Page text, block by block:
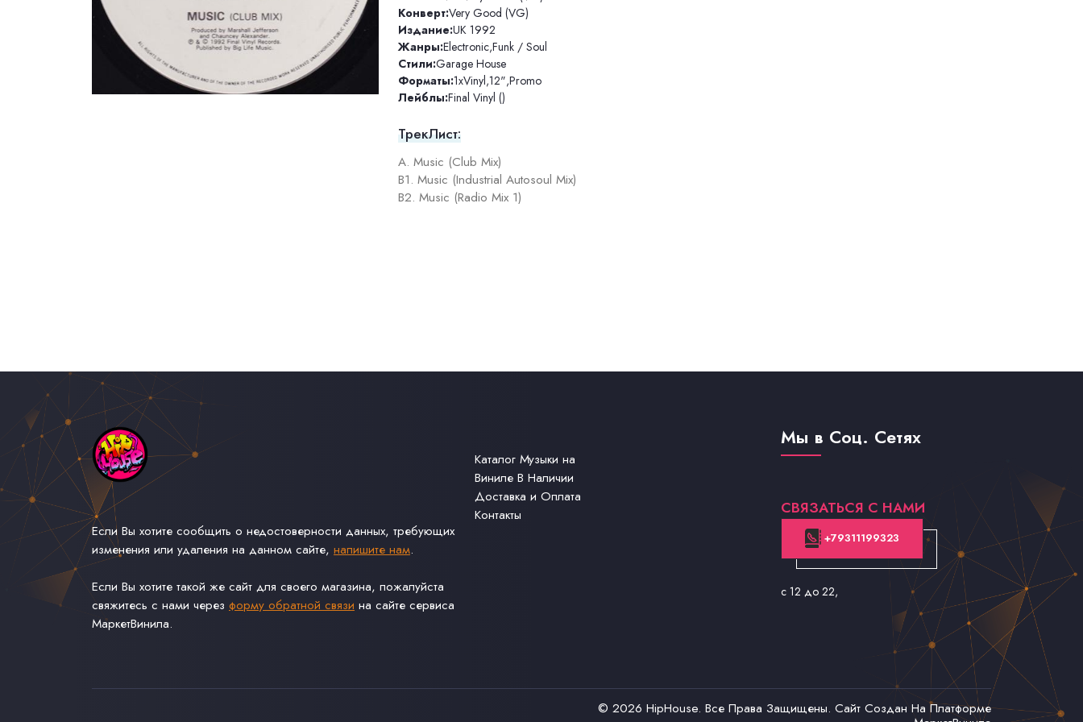
Конверт:Very Good (VG)
Издание:UK 1992
Жанры:Electronic,Funk / Soul
Стили:Garage House
Форматы:1xVinyl,12",Promo
Лейблы:Final Vinyl ()
ТрекЛист:
A. Music (Club Mix)
B1. Music (Industrial Autosoul Mix)
B2. Music (Radio Mix 1)
Если Вы хотите сообщить о недостоверности данных, требующих
изменения или удаления на данном сайте, напишите нам.
Если Вы хотите такой же сайт для своего магазина, пожалуйста
свяжитесь с нами через форму обратной связи на сайте сервиса
МаркетВинила.
Каталог Музыки на
Виниле В Наличии
Доставка и Оплата
Контакты
Мы в Соц. Сетях
СВЯЗАТЬСЯ С НАМИ
+79311199323
с 12 до 22,
© 2026 HipHouse. Все Права Защищены. Сайт Создан На Платформе